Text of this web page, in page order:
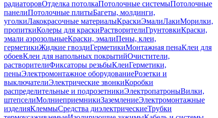
радиаторовОтделка потолкаПотолочные системыПотолочные
панелиПотолочные плитыБагеты, молдинги,
уголкиЛакокрасочные материалыКраскиЭмалиЛакиМорилки,
пропиткиКолеры для краскиРастворителиГрунтовкиКраски,
эмали аэрозольныеКраски, эмалиПены, клеи,
герметикиЖидкие гвоздиГерметикиМонтажная пенаКлеи для
обоевКлеи для напольных покрытийОчистители,
растворителиФиксаторы резьбыКлеиГерметики,
пеныЭлектромонтажное оборудованиеРозетки и
выключателиЭлектрические звонкиКоробки
распределительные и подрозетникиЭлектропатроныВилки,
штепселиМолниеприемникиЗаземлениеЭлектромонтажные
изделияКлеммыСредства диэлектрическиеТрубки